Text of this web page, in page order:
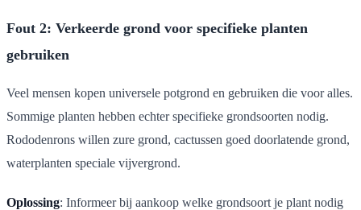
Fout 2: Verkeerde grond voor specifieke planten
gebruiken
Veel mensen kopen universele potgrond en gebruiken die voor alles.
Sommige planten hebben echter specifieke grondsoorten nodig.
Rododenrons willen zure grond, cactussen goed doorlatende grond,
waterplanten speciale vijvergrond.
Oplossing: Informeer bij aankoop welke grondsoort je plant nodig